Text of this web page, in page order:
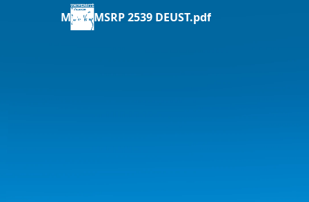
MAST MSRP 2539 DEUST.pdf